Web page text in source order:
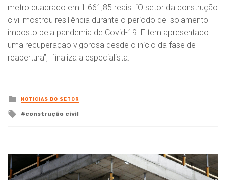
metro quadrado em 1.661,85 reais. “O setor da construção
civil mostrou resiliência durante o período de isolamento
imposto pela pandemia de Covid-19. E tem apresentado
uma recuperação vigorosa desde o início da fase de
reabertura”, finaliza a especialista.
Posted
in
NOTÍCIAS DO SETOR
Tagged
construção civil